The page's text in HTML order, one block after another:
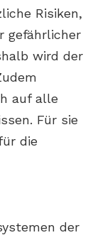
Risiken,
gefährlicher
wird der
auf alle
Für sie
die
der